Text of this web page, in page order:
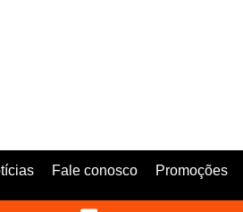
Fale conosco Promoções